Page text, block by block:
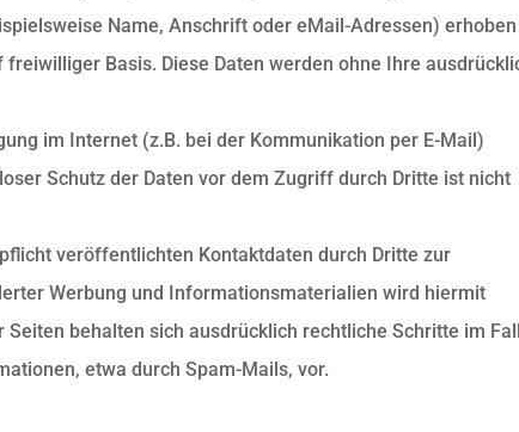
Name, Anschrift oder eMail-Adressen) erhoben
Basis. Diese Daten werden ohne Ihre
im Internet (z.B. bei der Kommunikation per E-Mail)
Schutz der Daten vor dem Zugriff durch Dritte ist nicht
veröffentlichten Kontaktdaten durch Dritte zur
Werbung und Informationsmaterialien wird hiermit
behalten sich ausdrücklich rechtliche Schritte im
etwa durch Spam-Mails, vor.